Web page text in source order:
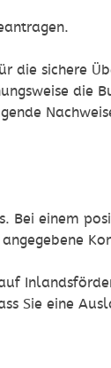
die sichere
die
Bei einem
Sie eine